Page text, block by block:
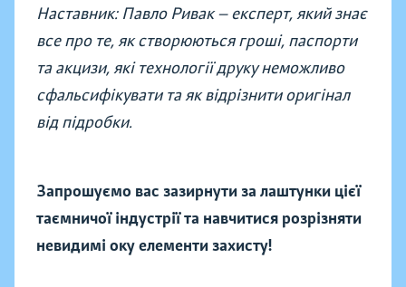
Наставник: Павло Ривак — експерт, який знає
все про те, як створюються гроші, паспорти
та акцизи, які технології друку неможливо
сфальсифікувати та як відрізнити оригінал
від підробки.
Запрошуємо вас зазирнути за лаштунки цієї
таємничої індустрії та навчитися розрізняти
невидимі оку елементи захисту!